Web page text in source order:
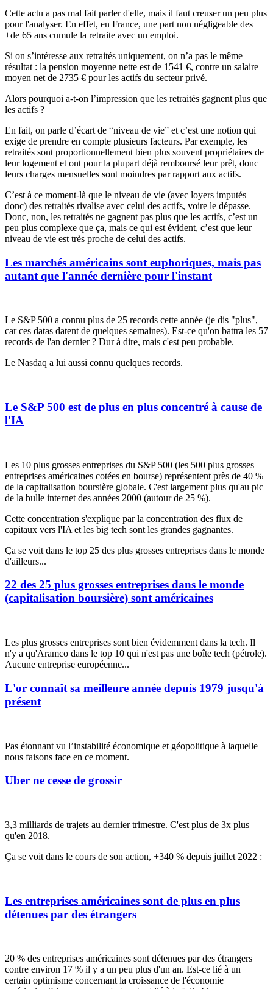
Cette actu a pas mal fait parler d'elle, mais il faut creuser un peu plus
pour l'analyser. En effet, en France, une part non négligeable des
+de 65 ans cumule la retraite avec un emploi.
Si on s’intéresse aux retraités uniquement, on n’a pas le même
résultat : la pension moyenne nette est de 1541 €, contre un salaire
moyen net de 2735 € pour les actifs du secteur privé.
Alors pourquoi a-t-on l’impression que les retraités gagnent plus que
les actifs ?
En fait, on parle d’écart de “niveau de vie” et c’est une notion qui
exige de prendre en compte plusieurs facteurs. Par exemple, les
retraités sont proportionnellement bien plus souvent propriétaires de
leur logement et ont pour la plupart déjà remboursé leur prêt, donc
leurs charges mensuelles sont moindres par rapport aux actifs.
C’est à ce moment-là que le niveau de vie (avec loyers imputés
donc) des retraités rivalise avec celui des actifs, voire le dépasse.
Donc, non, les retraités ne gagnent pas plus que les actifs, c’est un
peu plus complexe que ça, mais ce qui est évident, c’est que leur
niveau de vie est très proche de celui des actifs.
Les marchés américains sont euphoriques, mais pas
autant que l'année dernière pour l'instant
Le S&P 500 a connu plus de 25 records cette année (je dis "plus",
car ces datas datent de quelques semaines). Est-ce qu'on battra les 57
records de l'an dernier ? Dur à dire, mais c'est peu probable.
Le Nasdaq a lui aussi connu quelques records.
Le S&P 500 est de plus en plus concentré à cause de
l'IA
Les 10 plus grosses entreprises du S&P 500 (les 500 plus grosses
entreprises américaines cotées en bourse) représentent près de 40 %
de la capitalisation boursière globale. C'est largement plus qu'au pic
de la bulle internet des années 2000 (autour de 25 %).
Cette concentration s'explique par la concentration des flux de
capitaux vers l'IA et les big tech sont les grandes gagnantes.
Ça se voit dans le top 25 des plus grosses entreprises dans le monde
d'ailleurs...
22 des 25 plus grosses entreprises dans le monde
(capitalisation boursière) sont américaines
Les plus grosses entreprises sont bien évidemment dans la tech. Il
n'y a qu'Aramco dans le top 10 qui n'est pas une boîte tech (pétrole).
Aucune entreprise européenne...
L'or connaît sa meilleure année depuis 1979 jusqu'à
présent
Pas étonnant vu l’instabilité économique et géopolitique à laquelle
nous faisons face en ce moment.
Uber ne cesse de grossir
3,3 milliards de trajets au dernier trimestre. C'est plus de 3x plus
qu'en 2018.
Ça se voit dans le cours de son action, +340 % depuis juillet 2022 :
Les entreprises américaines sont de plus en plus
détenues par des étrangers
20 % des entreprises américaines sont détenues par des étrangers
contre environ 17 % il y a un peu plus d'un an. Est-ce lié à un
certain optimisme concernant la croissance de l'économie